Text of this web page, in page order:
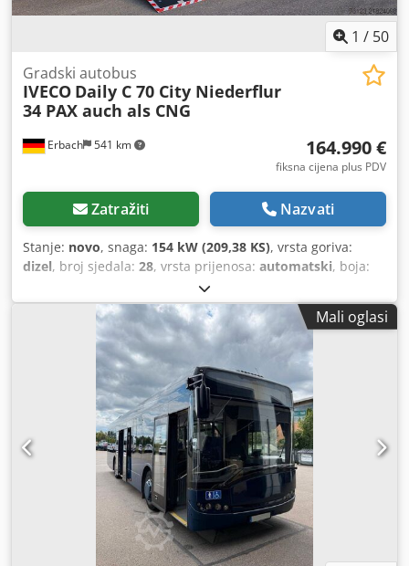
1 / 50
Erbach 541 km
Gradski autobus
IVECO Daily C 70 City Niederflur
34 PAX auch als CNG
164.990 €
fiksna cijena plus PDV
Zatražiti Nazvati
Stanje: novo, snaga: 154 kW (209,38 KS), vrsta goriva:
dizel, broj sjedala: 28, vrsta prijenosa: automatski, boja:
, Godina proizvodnje:
Oprema:ABS, elektronički program stabilnosti (ESP),
filtar čestica, grijač za parkiranje, klima uređaj ,Mali oglasi